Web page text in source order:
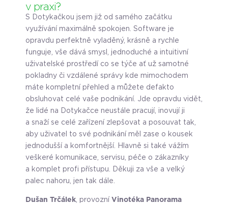
v praxi?
S Dotykačkou jsem již od samého začátku
využívání maximálně spokojen. Software je
opravdu perfektně vyladěný, krásně a rychle
funguje, vše dává smysl, jednoduché a intuitivní
uživatelské prostředí co se týče ať už samotné
pokladny či vzdálené správy kde mimochodem
máte kompletní přehled a můžete defakto
obsluhovat celé vaše podnikání. Jde opravdu vidět,
že lidé na Dotykačce neustále pracují, inovují ji
a snaží se celé zařízení zlepšovat a posouvat tak,
aby uživatel to své podnikání měl zase o kousek
jednodušší a komfortnější. Hlavně si také vážím
veškeré komunikace, servisu, péče o zákazníky
a komplet profi přístupu. Děkuji za vše a velký
palec nahoru, jen tak dále.
Dušan Trčálek, provozní Vinotéka Panorama